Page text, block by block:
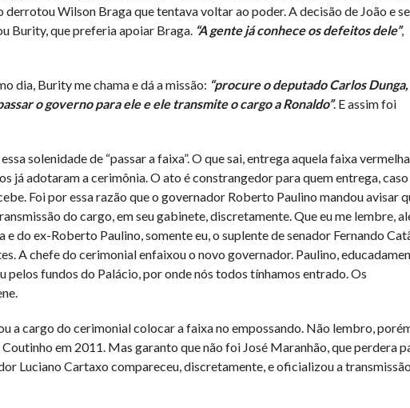
derrotou Wilson Braga que tentava voltar ao poder. A decisão de João e
Burity, que preferia apoiar Braga. “A gente já conhece os defeitos dele”,
dia, Burity me chama e dá a missão: “procure o deputado Carlos Dunga,
o governo para ele e ele transmite o cargo a Ronaldo”. E assim foi
solenidade de “passar a faixa”. O que sai, entrega aquela faixa
já adotaram a cerimônia. O ato é constrangedor para quem entrega, caso
Foi por essa razão que o governador Roberto Paulino mandou avisar
do cargo, em seu gabinete, discretamente. Que eu me lembre,
e do ex-Roberto Paulino, somente eu, o suplente de senador Fernando
A chefe do cerimonial enfaixou o novo governador. Paulino,
pelos fundos do Palácio, por onde nós todos tínhamos entrado. Os
a cargo do cerimonial colocar a faixa no empossando. Não lembro,
em 2011. Mas garanto que não foi José Maranhão, que perdera
Luciano Cartaxo compareceu, discretamente, e oficializou a transmissão